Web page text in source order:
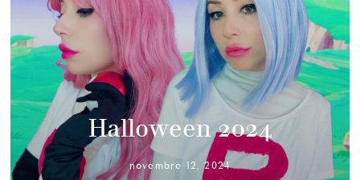
Halloween 2024
novembre 12, 2024